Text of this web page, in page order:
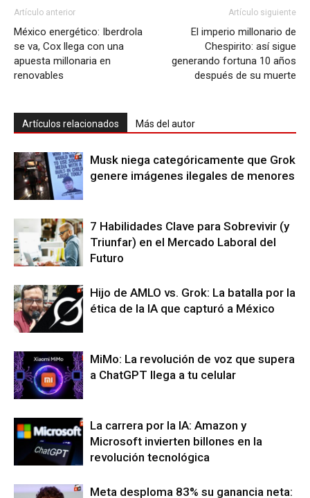
Artículo anterior
México energético: Iberdrola
se va, Cox llega con una
apuesta millonaria en
renovables
Artículo siguiente
El imperio millonario de
Chespirito: así sigue
generando fortuna 10 años
después de su muerte
Artículos relacionados Más del autor
Musk niega categóricamente que Grok
genere imágenes ilegales de menores
7 Habilidades Clave para Sobrevivir (y
Triunfar) en el Mercado Laboral del
Futuro
Hijo de AMLO vs. Grok: La batalla por la
ética de la IA que capturó a México
MiMo: La revolución de voz que supera
a ChatGPT llega a tu celular
La carrera por la IA: Amazon y
Microsoft invierten billones en la
revolución tecnológica
Meta desploma 83% su ganancia neta: